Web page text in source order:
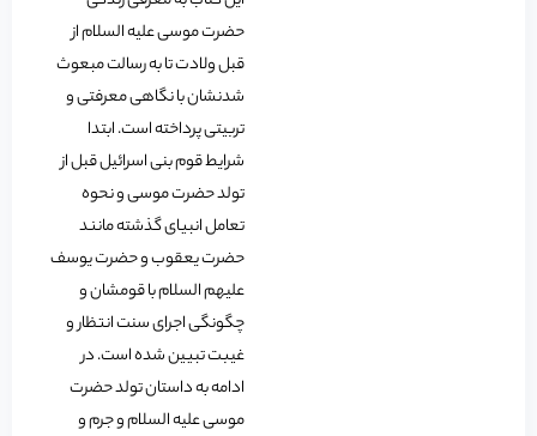
حضرت موسی علیه السلام از
قبل ولادت تا به رسالت مبعوث
شدنشان با نگاهی معرفتی و
تربیتی پرداخته است. ابتدا
شرایط قوم بنی اسرائیل قبل از
تولد حضرت موسی و نحوه
تعامل انبیای گذشته مانند
حضرت یعقوب و حضرت یوسف
علیهم السلام با قومشان و
چگونگی اجرای سنت انتظار و
غیبت تبیین شده است. در
ادامه به داستان تولد حضرت
موسی علیه السلام و جرم و